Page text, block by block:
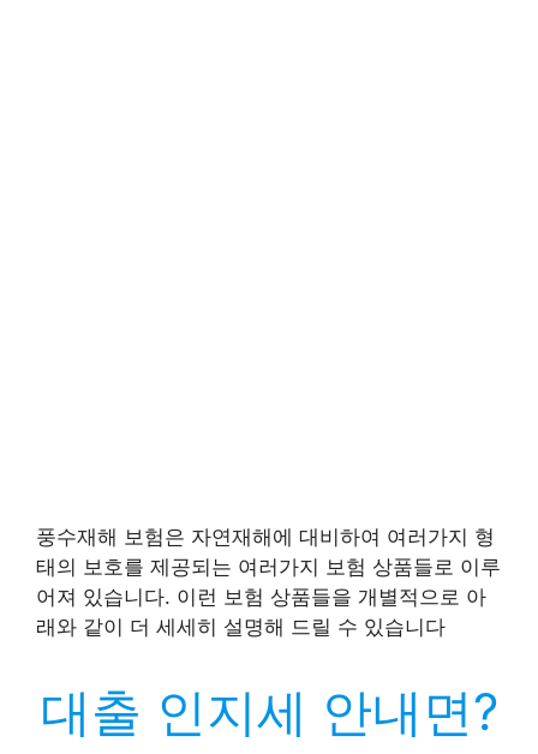
풍수재해 보험은 자연재해에 대비하여 여러가지 형
태의 보호를 제공되는 여러가지 보험 상품들로 이루
어져 있습니다. 이런 보험 상품들을 개별적으로 아
래와 같이 더 세세히 설명해 드릴 수 있습니다
대출 인지세 안내면?